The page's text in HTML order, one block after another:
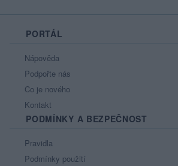
PORTÁL
Nápověda
Podpořte nás
Co je nového
Kontakt
PODMÍNKY A BEZPEČNOST
Pravidla
Podmínky použití